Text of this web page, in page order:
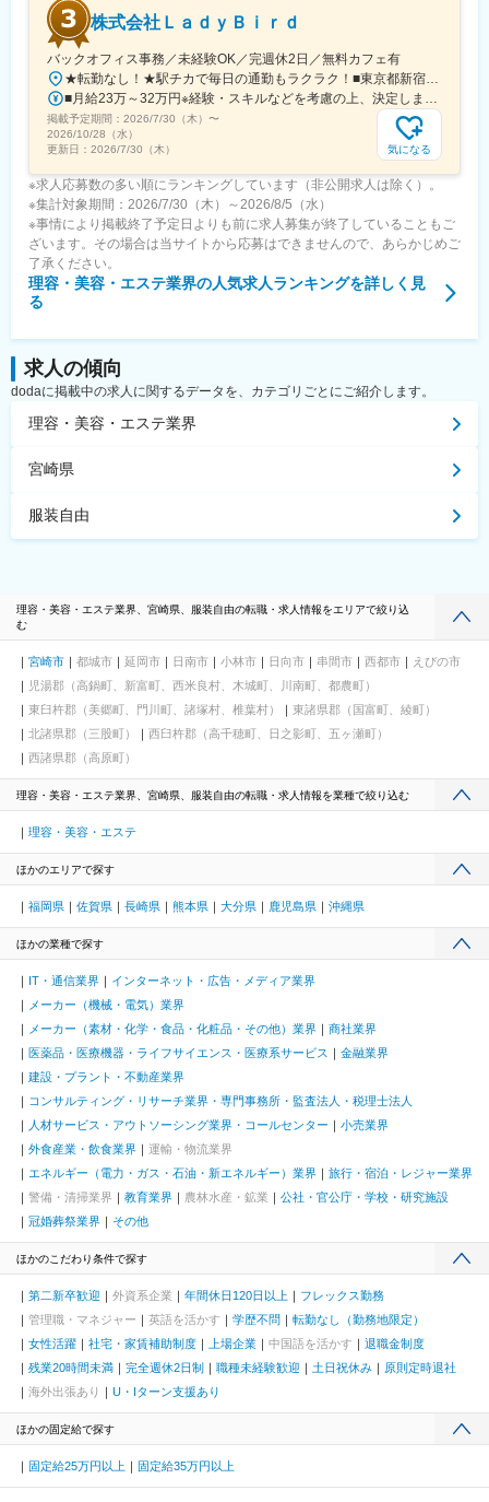
株式会社ＬａｄｙＢｉｒｄ
バックオフィス事務／未経験OK／完週休2日／無料カフェ有
★転勤なし！★駅チカで毎日の通勤もラクラク！■東京都新宿区新宿3-4-8 京王フレンテ新宿3丁目 8階＜アクセス＞・各線「新宿三丁目駅」直結・各線「新宿駅」より徒歩5分■東京都新宿区新宿2-8-8 ヒューリック新宿御苑ビル 8階＜アクセス＞・各線「新宿三丁目駅」より徒歩5分・各線「新宿御苑駅」より徒歩3分
■月給23万～32万円※経験・スキルなどを考慮の上、決定します。※上記金額には、固定残業代（31,100円／20時間分～60,800円／30時間分）が含まれます。超過分は別途追加支給します。
掲載予定期間： 2026/7/30（木） 〜
2026/10/28（水）
更新日： 2026/7/30（木） 気になる
※求人応募数の多い順にランキングしています（非公開求人は除く）。
※集計対象期間：2026/7/30（木）～2026/8/5（水）
※事情により掲載終了予定日よりも前に求人募集が終了していることもご
ざいます。その場合は当サイトから応募はできませんので、あらかじめご
了承ください。
理容・美容・エステ業界の人気求人ランキングを詳しく見
る
求人の傾向
dodaに掲載中の求人に関するデータを、カテゴリごとにご紹介します。
理容・美容・エステ業界
宮崎県
服装自由
理容・美容・エステ業界、宮崎県、服装自由の転職・求人情報をエリアで絞り込
む
宮崎市 都城市 延岡市 日南市 小林市 日向市 串間市 西都市
えびの市
児湯郡（高鍋町、新富町、西米良村、木城町、川南町、都農町）
東臼杵郡（美郷町、門川町、諸塚村、椎葉村）
東諸県郡（国富町、綾町）
北諸県郡（三股町）
西臼杵郡（高千穂町、日之影町、五ヶ瀬町）
西諸県郡（高原町）
理容・美容・エステ業界、宮崎県、服装自由の転職・求人情報を業種で絞り込む
理容・美容・エステ
ほかのエリアで探す
福岡県 佐賀県 長崎県 熊本県 大分県 鹿児島県 沖縄県
ほかの業種で探す
IT・通信業界
インターネット・広告・メディア業界
メーカー（機械・電気）業界
メーカー（素材・化学・食品・化粧品・その他）業界
商社業界
医薬品・医療機器・ライフサイエンス・医療系サービス
金融業界
建設・プラント・不動産業界
コンサルティング・リサーチ業界・専門事務所・監査法人・税理士法人
人材サービス・アウトソーシング業界・コールセンター
小売業界
外食産業・飲食業界
運輸・物流業界
エネルギー（電力・ガス・石油・新エネルギー）業界
旅行・宿泊・レジャー業界
警備・清掃業界
教育業界 農林水産・鉱業
公社・官公庁・学校・研究施設
冠婚葬祭業界
その他
ほかのこだわり条件で探す
第二新卒歓迎 外資系企業 年間休日120日以上
フレックス勤務
管理職・マネジャー
英語を活かす 学歴不問
転勤なし（勤務地限定）
女性活躍
社宅・家賃補助制度 上場企業 中国語を活かす
退職金制度
残業20時間未満
完全週休2日制 職種未経験歓迎 土日祝休み
原則定時退社
海外出張あり
U・Iターン支援あり
ほかの固定給で探す
固定給25万円以上 固定給35万円以上